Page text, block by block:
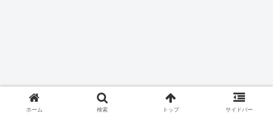
ホーム 検索 トップ サイドバー